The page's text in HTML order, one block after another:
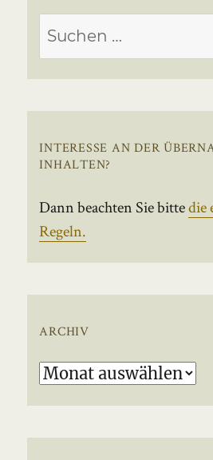
Suchen
nach:
INTERESSE AN DER
INHALTEN?
Dann beachten Sie bittedie
Regeln.
ARCHIV
Archiv